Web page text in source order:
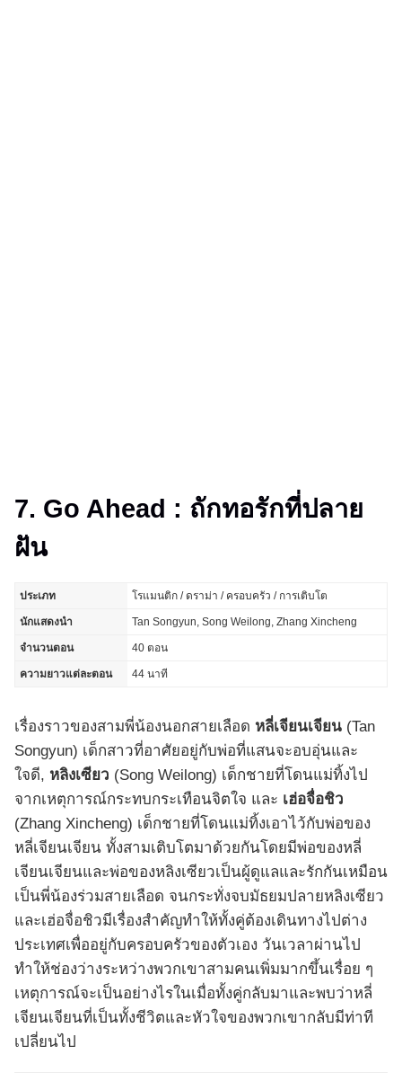
7. Go Ahead : ถักทอรักที่ปลาย
ฝัน
ประเภท โรแมนติก / ดราม่า / ครอบครัว / การเติบโต
นักแสดงนำ Tan Songyun, Song Weilong, Zhang Xincheng
จำนวนตอน 40 ตอน
ความยาวแต่ละตอน 44 นาที
เรื่องราวของสามพี่น้องนอกสายเลือด หลี่เจียนเจียน (Tan
Songyun) เด็กสาวที่อาศัยอยู่กับพ่อที่แสนจะอบอุ่นและ
ใจดี, หลิงเซียว (Song Weilong) เด็กชายที่โดนแม่ทิ้งไป
จากเหตุการณ์กระทบกระเทือนจิตใจ และ เฮ่อจื่อชิว
(Zhang Xincheng) เด็กชายที่โดนแม่ทิ้งเอาไว้กับพ่อของ
หลี่เจียนเจียน ทั้งสามเติบโตมาด้วยกันโดยมีพ่อของหลี่
เจียนเจียนและพ่อของหลิงเซียวเป็นผู้ดูแลและรักกันเหมือน
เป็นพี่น้องร่วมสายเลือด จนกระทั่งจบมัธยมปลายหลิงเซียว
และเฮ่อจื่อชิวมีเรื่องสำคัญทำให้ทั้งคู่ต้องเดินทางไปต่าง
ประเทศเพื่ออยู่กับครอบครัวของตัวเอง วันเวลาผ่านไป
ทำให้ช่องว่างระหว่างพวกเขาสามคนเพิ่มมากขึ้นเรื่อย ๆ
เหตุการณ์จะเป็นอย่างไรในเมื่อทั้งคู่กลับมาและพบว่าหลี่
เจียนเจียนที่เป็นทั้งชีวิตและหัวใจของพวกเขากลับมีท่าที
เปลี่ยนไป